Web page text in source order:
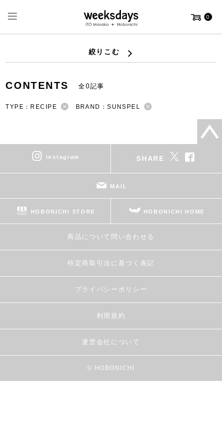
0
絞りこむ
CONTENTS 全0記事
TYPE：RECIPE BRAND：SUNSPEL
instagram SHARE
MAIL
HOBONICHI STORE HOBONICHI HOME
商品について問い合わせる
特定商取引法に基づく表記
プライバシーポリシー
利用規約
運営会社について
© HOBONICHI